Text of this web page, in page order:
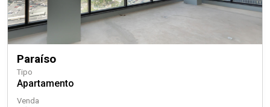
Paraíso
Tipo
Apartamento
Venda